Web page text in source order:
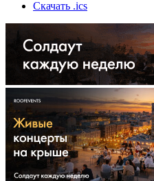
Скачать .ics